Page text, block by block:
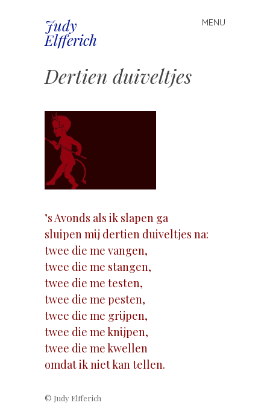
Judy
Elfferich
MENU
Spring
naar
Dertien duiveltjes
’s Avonds als ik slapen ga
sluipen mij dertien duiveltjes na:
twee die me vangen,
twee die me stangen,
twee die me testen,
twee die me pesten,
twee die me grijpen,
twee die me knijpen,
twee die me kwellen
omdat ik niet kan tellen.
© Judy Elfferich